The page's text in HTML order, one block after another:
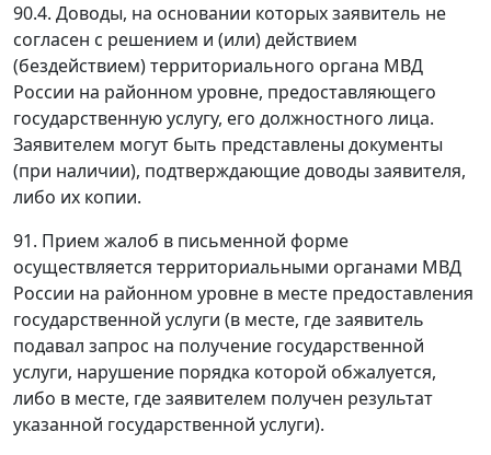
90.4. Доводы, на основании которых заявитель не
согласен с решением и (или) действием
(бездействием) территориального органа МВД
России на районном уровне, предоставляющего
государственную услугу, его должностного лица.
Заявителем могут быть представлены документы
(при наличии), подтверждающие доводы заявителя,
либо их копии.
91. Прием жалоб в письменной форме
осуществляется территориальными органами МВД
России на районном уровне в месте предоставления
государственной услуги (в месте, где заявитель
подавал запрос на получение государственной
услуги, нарушение порядка которой обжалуется,
либо в месте, где заявителем получен результат
указанной государственной услуги).